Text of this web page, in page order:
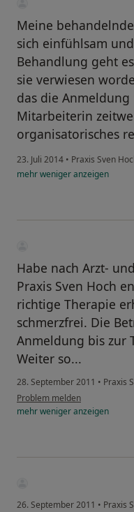
Meine
sich einfühlsam
Behandlung geht
sie verwiesen
das die
Mitarbeiterin
organisatorisches
23. Juli 2014 • Praxis Sven
mehrwenigeranzeigen
Habe nach Arzt-
Praxis Sven Hoch
richtige Therapie
schmerzfrei. Die
Anmeldung bis zur
Weiter so...
28. September 2011 • Praxis
Problem melden
mehrwenigeranzeigen
26. September 2011 • Praxis